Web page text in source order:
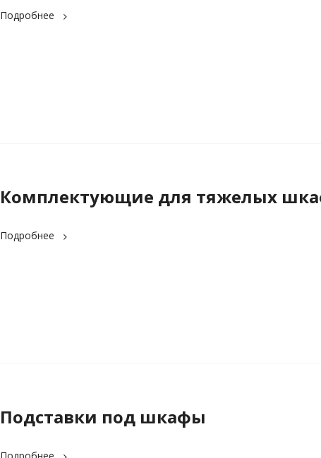
Подробнее
Комплектующие для тяжелых
Подробнее
Подставки под шкафы